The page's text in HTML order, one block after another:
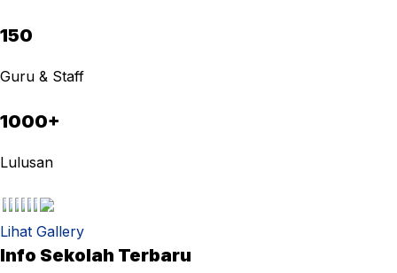
150
Guru & Staff
1000+
Lulusan
Lihat Gallery
Info Sekolah Terbaru